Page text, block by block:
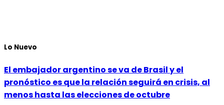
Lo Nuevo
El embajador argentino se va de Brasil y el
pronóstico es que la relación seguirá en crisis, al
menos hasta las elecciones de octubre